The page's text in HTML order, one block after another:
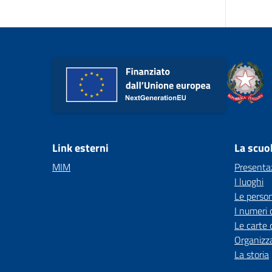
Link esterni
MIM
La
I luoghi
Le
I numeri
Le carte
La storia